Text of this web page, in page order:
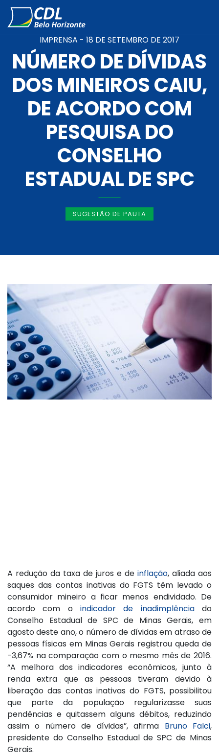
IMPRENSA - 18 DE SETEMBRO DE 2017
NÚMERO DE DÍVIDAS
DOS MINEIROS CAIU,
DE ACORDO COM
PESQUISA DO
CONSELHO
ESTADUAL DE SPC
SUGESTÃO DE PAUTA
A redução da taxa de juros e de inflação, aliada aos
saques das contas inativas do FGTS têm levado o
consumidor mineiro a ficar menos endividado. De
acordo com o indicador de inadimplênciado
Conselho Estadual de SPC de Minas Gerais, em
agosto deste ano, o número de dívidas em atraso de
pessoas físicas em Minas Gerais registrou queda de
-3,67% na comparação com o mesmo mês de 2016.
“A melhora dos indicadores econômicos, junto à
renda extra que as pessoas tiveram devido à
liberação das contas inativas do FGTS, possibilitou
que parte da população regularizasse suas
pendências e quitassem alguns débitos, reduzindo
assim o número de dívidas”, afirma Bruno Falci,
presidente do Conselho Estadual de SPC de Minas
Gerais.